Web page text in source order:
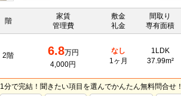
階
家賃
管理費
敷金
礼金
間取り
専有面積
2階 6.8万円
4,000円
なし
1ヶ月
1LDK
37.99m²
1分で完結！聞きたい項目を選んでかんたん無料問合せ！